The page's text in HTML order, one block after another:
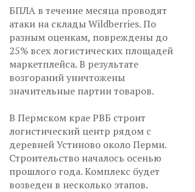
БПЛА в течение месяца проводят
атаки на склады Wildberries. По
разным оценкам, повреждены до
25% всех логистических площадей
маркетплейса. В результате
возгораний уничтожены
значительные партии товаров.
В Пермском крае РВБ строит
логистический центр рядом с
деревней Устиново около Перми.
Строительство началось осенью
прошлого года. Комплекс будет
возведен в несколько этапов.